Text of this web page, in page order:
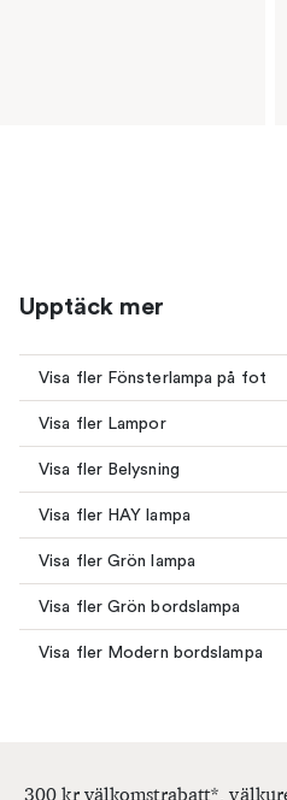
Upptäck mer
Visa fler Fönsterlampa på fot
Visa fler Lampor
Visa fler Belysning
Visa fler HAY lampa
Visa fler Grön lampa
Visa fler Grön bordslampa
Visa fler Modern bordslampa
300 kr välkomstrabatt*,